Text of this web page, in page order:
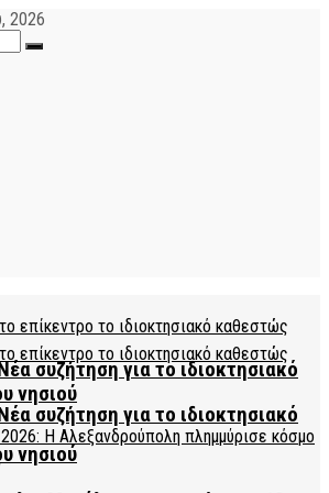
2026
συζήτηση για το ιδιοκτησιακό
νησιού
συζήτηση για το ιδιοκτησιακό
νησιού